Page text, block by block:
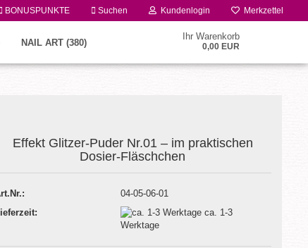
BONUSPUNKTE Suchen Kundenlogin Merkzettel
Ihr Warenkorb
0,00 EUR
NAIL ART (380)
Effekt Glitzer-Puder Nr.01 – im praktischen
Dosier-Fläschchen
04-05-06-01
ca. 1-3
Werktage